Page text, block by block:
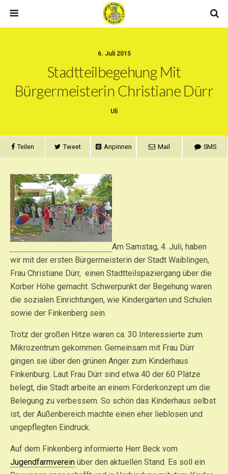
6. Juli 2015
Stadtteilbegehung Mit
Bürgermeisterin Christiane Dürr
Uli
Teilen Tweet Anpinnen Mail SMS
Am Samstag, 4. Juli, haben
wir mit der ersten Bürgermeisterin der Stadt Waiblingen,
Frau Christiane Dürr, einen Stadtteilspaziergang über die
Korber Höhe gemacht. Schwerpunkt der Begehung waren
die sozialen Einrichtungen, wie Kindergärten und Schulen
sowie der Finkenberg sein.
Trotz der großen Hitze waren ca. 30 Interessierte zum
Mikrozentrum gekommen. Gemeinsam mit Frau Dürr
gingen sie über den grünen Anger zum Kinderhaus
Finkenburg. Laut Frau Dürr sind etwa 40 der 60 Plätze
belegt, die Stadt arbeite an einem Förderkonzept um die
Belegung zu verbessern. So schön das Kinderhaus selbst
ist, der Außenbereich machte einen eher lieblosen und
ungepflegten Eindruck.
Auf dem Finkenberg informierte Herr Beck vom
Jugendfarmverein über den aktuellen Stand. Es soll ein